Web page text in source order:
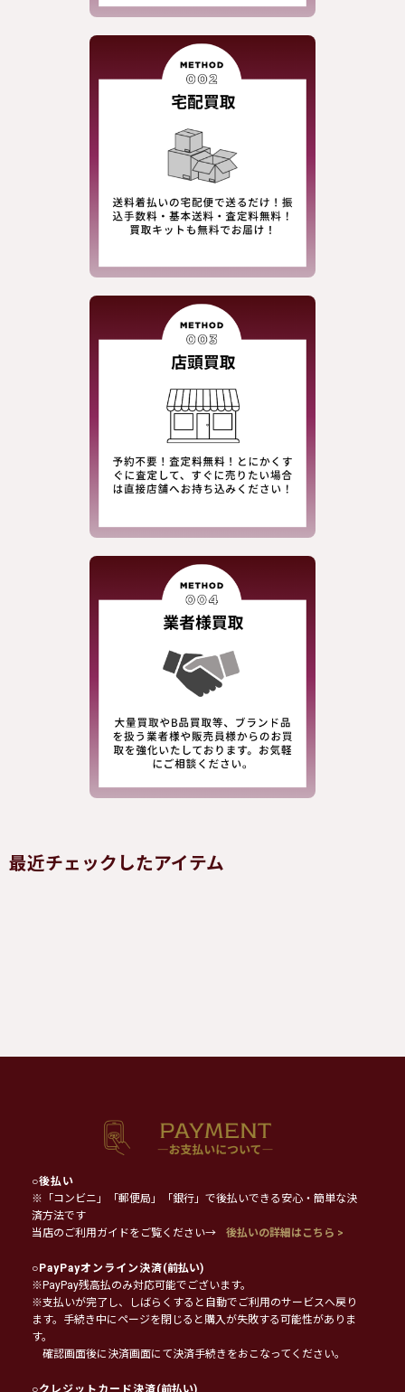
最近チェックしたアイテム
○後払い
※「コンビニ」「郵便局」「銀行」で後払いできる安心・簡単な決
済方法です
当店のご利用ガイドをご覧ください→
後払いの詳細はこちら >
○PayPayオンライン決済(前払い)
※PayPay残高払のみ対応可能でございます。
※支払いが完了し、しばらくすると自動でご利用のサービスへ戻り
ます。手続き中にページを閉じると購入が失敗する可能性がありま
す。
確認画面後に決済画面にて決済手続きをおこなってください。
○クレジットカード決済(前払い)